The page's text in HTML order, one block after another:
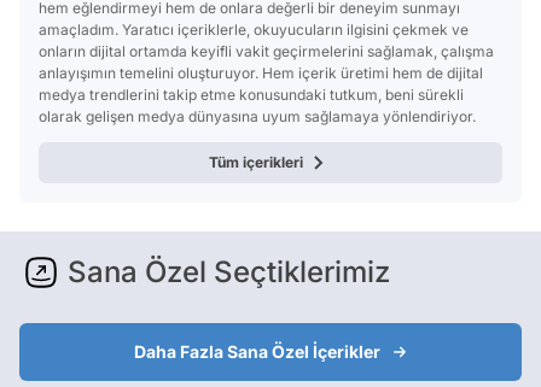
hem eğlendirmeyi hem de onlara değerli bir deneyim sunmayı
amaçladım. Yaratıcı içeriklerle, okuyucuların ilgisini çekmek ve
onların dijital ortamda keyifli vakit geçirmelerini sağlamak, çalışma
anlayışımın temelini oluşturuyor. Hem içerik üretimi hem de dijital
medya trendlerini takip etme konusundaki tutkum, beni sürekli
olarak gelişen medya dünyasına uyum sağlamaya yönlendiriyor.
Tüm içerikleri
Sana Özel Seçtiklerimiz
Daha Fazla Sana Özel İçerikler